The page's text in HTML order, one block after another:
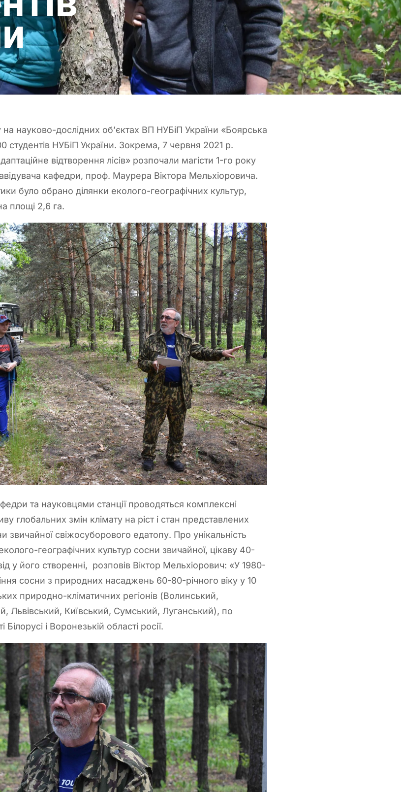
науково-дослідних об’єктах ВП НУБіП України «Боярська
студентів НУБіП України. Зокрема, 7 червня 2021 р.
відтворення лісів» розпочали магісти 1-го року
кафедри, проф. Маурера Віктора Мельхіоровича.
було обрано ділянки еколого-географічних культур,
площі 2,6 га.
та науковцями станції проводяться комплексні
глобальних змін клімату на ріст і стан представлених
звичайної свіжосуборового едатопу. Про унікальність
географічних культур сосни звичайної, цікаву 40-
у його створенні, розповів Віктор Мельхіорович: «У 1980-
сосни з природних насаджень 60-80-річного віку у 10
природно-кліматичних регіонів (Волинський,
Львівський, Київський, Сумський, Луганський), по
і Воронезькій області росії.